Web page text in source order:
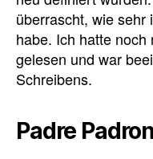
überrascht, wie sehr
habe. Ich hatte
gelesen und war
Schreibens.
Padre